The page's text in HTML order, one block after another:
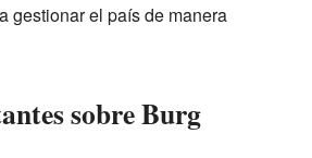
gestionar el país de manera
sobre Burg